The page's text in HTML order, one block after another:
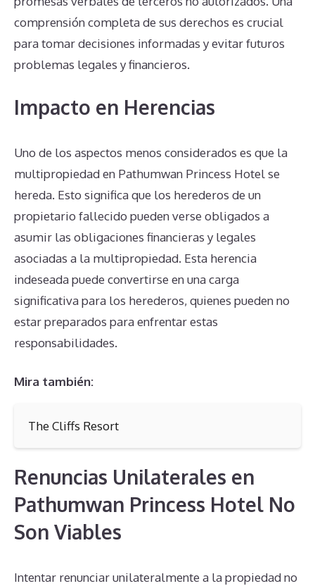
comprensión completa de sus derechos es crucial
para tomar decisiones informadas y evitar futuros
problemas legales y financieros.
Impacto en Herencias
Uno de los aspectos menos considerados es que la
multipropiedad en Pathumwan Princess Hotel se
hereda. Esto significa que los herederos de un
propietario fallecido pueden verse obligados a
asumir las obligaciones financieras y legales
asociadas a la multipropiedad. Esta herencia
indeseada puede convertirse en una carga
significativa para los herederos, quienes pueden no
estar preparados para enfrentar estas
responsabilidades.
Mira también:
The Cliffs Resort
Renuncias Unilaterales en
Pathumwan Princess Hotel No
Son Viables
Intentar renunciar unilateralmente a la propiedad no